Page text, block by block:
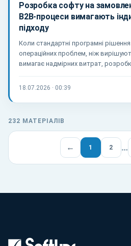
Розробка софту на
B2B-процеси вимагають
підходу
Коли стандартні програмні
операційних проблем, ніж
вимагає надмірних витрат,
18.07.2026 · 00:39
232 МАТЕРІАЛІВ
1 2 …